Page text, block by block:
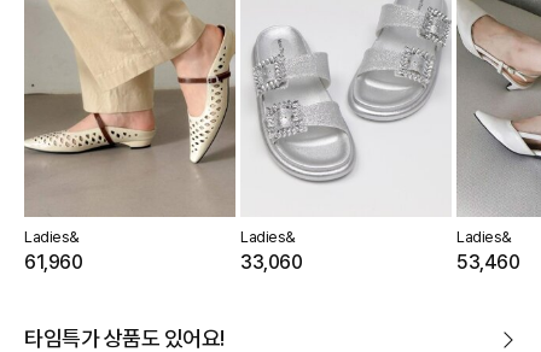
Ladies&
61,960
Ladies&
33,060
Ladies&
53,460
타임특가 상품도 있어요!